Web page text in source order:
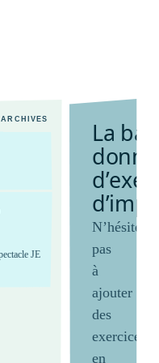
ARCHIVES La ba
donn
d’exe
d’imp
N’hésitez
pas
à
ajouter
des
exercices
en